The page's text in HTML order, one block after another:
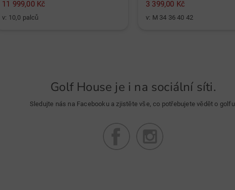
11 999,00 Kč
v: 10,0 palců
3 399,00 Kč
v: M 34 36 40 42
Golf House je i na sociální síti.
Sledujte nás na Facebooku a zjistěte vše, co potřebujete vědět o golfu.